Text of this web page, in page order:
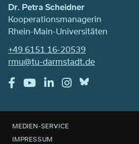
Dr. Petra Scheidner
Kooperationsmanagerin
Rhein-Main-Universitäten
+49 6151 16-20539
rmu@tu-darmstadt.de
MEDIEN-SERVICE
IMPRESSUM